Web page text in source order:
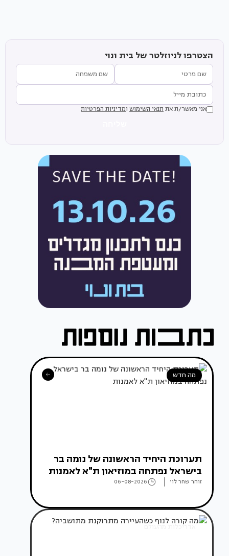
הצטרפו לניוזלטר של בית ונוי
אני מאשר/ת את תנאי השימוש ומדיניות הפרטיות
מה חדש
תערוכת היחיד הראשונה של נומה בר
בישראל נפתחה במוזיאון ת"א לאמנות
זוהר שחר לוי 06-08-2026
אדריכלות מהעולם